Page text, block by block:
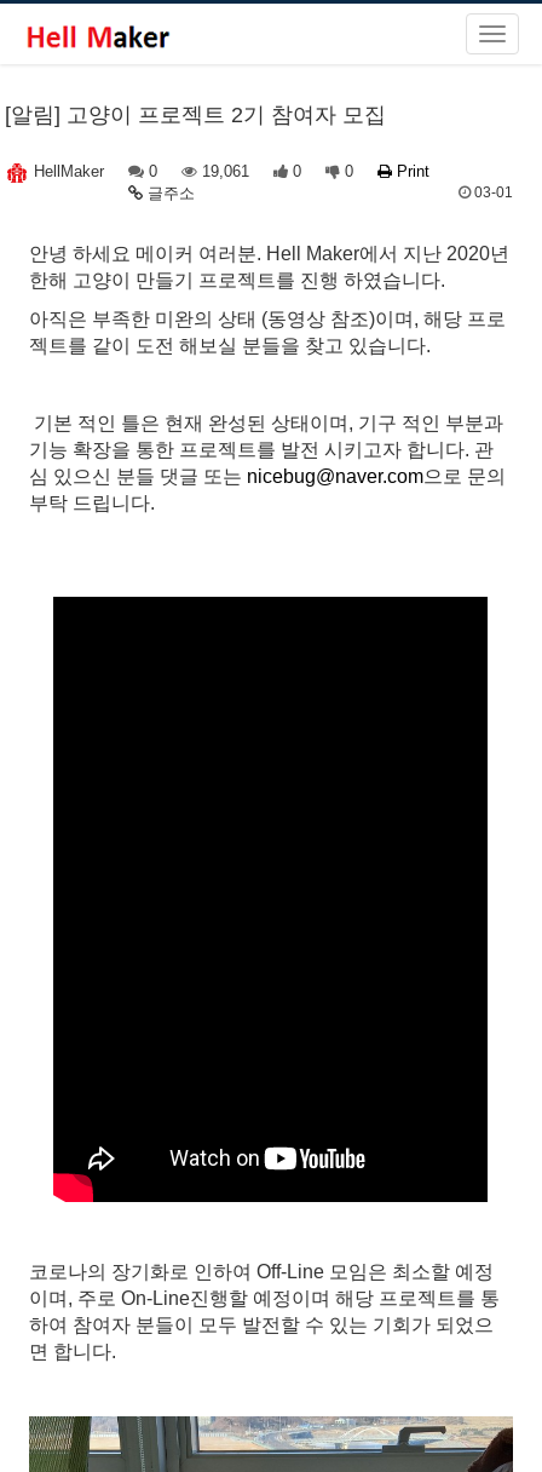
[알림] 고양이 프로젝트 2기 참여자 모집
HellMaker 0 19,061 0 0
Print
글주소
03-01
안녕 하세요 메이커 여러분. Hell Maker에서 지난 2020년
한해 고양이 만들기 프로젝트를 진행 하였습니다.
아직은 부족한 미완의 상태 (동영상 참조)이며, 해당 프로
젝트를 같이 도전 해보실 분들을 찾고 있습니다.
기본 적인 틀은 현재 완성된 상태이며, 기구 적인 부분과
기능 확장을 통한 프로젝트를 발전 시키고자 합니다. 관
심 있으신 분들 댓글 또는 nicebug@naver.com으로 문의
부탁 드립니다.
코로나의 장기화로 인하여 Off-Line 모임은 최소할 예정
이며, 주로 On-Line진행할 예정이며 해당 프로젝트를 통
하여 참여자 분들이 모두 발전할 수 있는 기회가 되었으
면 합니다.